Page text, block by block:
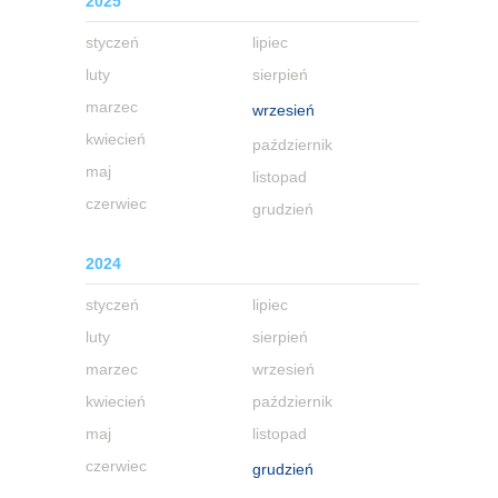
styczeń
luty
marzec
kwiecień
maj
czerwiec
lipiec
sierpień
wrzesień
październik
listopad
grudzień
2024
styczeń
luty
marzec
kwiecień
maj
czerwiec
lipiec
sierpień
wrzesień
październik
listopad
grudzień